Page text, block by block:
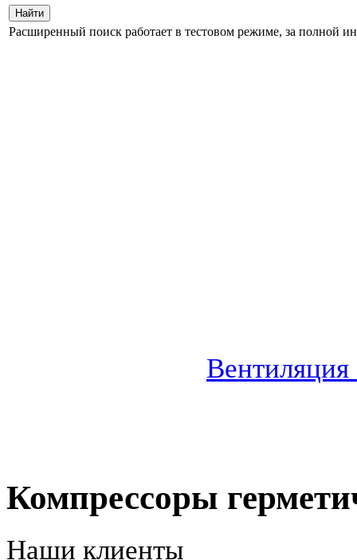
Найти
Расширенный поиск работает в тестовом режиме, за полной
Компрессоры
Наши клиенты